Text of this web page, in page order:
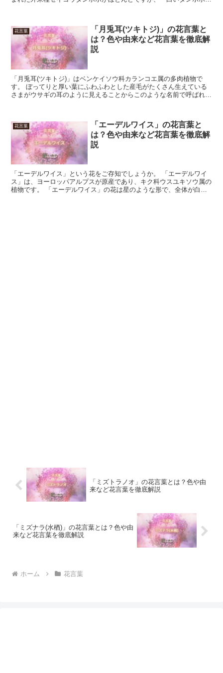
花言葉
「月兎耳(ツキトジ)」の花言葉と
は？色や由来など花言葉を徹底解
説
「月兎耳(ツキトジ)」はベンケイソウ科カランコエ属の多肉植物で
す。 ぼってりと厚い葉にふわふわとした産毛がたくさん生えている
さまがウサギの耳のように見えることからこのような名前で呼ばれて
花言葉
「エーデルワイス」の花言葉と
は？色や由来など花言葉を徹底解
説
「エーデルワイス」という花をご存知でしょうか。 「エーデルワイ
ス」は、ヨーロッパアルプスが原産であり、キク科ウスユキソウ属の
植物です。 「エーデルワイス」の花は星のような形で、全体が白い
「ミズトラノオ」の花言葉とは？色や由
来など花言葉を徹底解説
「ミズナラ(水楢)」の花言葉とは？色や由
来など花言葉を徹底解説
ホーム 花言葉